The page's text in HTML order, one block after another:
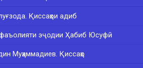
Қиссаҳои адиб
эҷодии Ҳабиб Юсуфӣ
Муҳаммадиев. Қиссаҳо